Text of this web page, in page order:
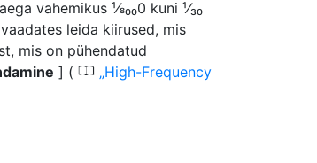
vahemikus ¹⁄8₀₀0 kuni ¹⁄₃₀
leida kiirused, mis
mis on pühendatud
] ( 0 High-Frequency